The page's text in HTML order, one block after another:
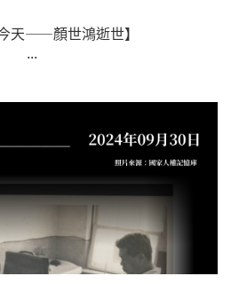
天——顏世鴻逝世】
...